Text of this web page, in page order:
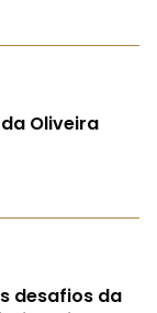
Oliveira
desafios da